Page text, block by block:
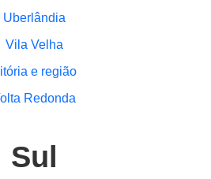
Uberlândia
Vila Velha
e região
Redonda
Sul